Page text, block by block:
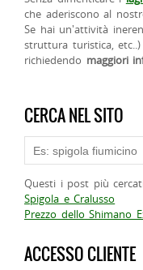
che aderiscono al
Se hai un'attività
struttura turistica,
richiedendo maggiori
CERCA NEL SITO
Questi i post più
Spigola e Cralusso
Prezzo dello Shimano
ACCESSO CLIENTE